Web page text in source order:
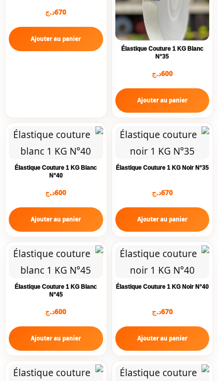
Élastique Couture 1 KG Blanc
N°35
600د.ج
Ajouter au panier
670د.ج
Ajouter au panier
Élastique Couture 1 KG Noir N°35
670د.ج
Ajouter au panier
Élastique Couture 1 KG Blanc
N°40
600د.ج
Ajouter au panier
Élastique Couture 1 KG Noir N°40
670د.ج
Ajouter au panier
Élastique Couture 1 KG Blanc
N°45
600د.ج
Ajouter au panier